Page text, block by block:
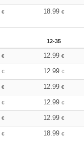
€ 18.99 €
12-35
€ 12.99 €
€ 12.99 €
€ 12.99 €
€ 12.99 €
€ 12.99 €
€ 18.99 €